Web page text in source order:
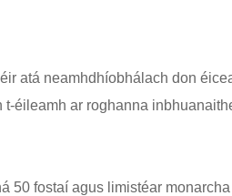
atá neamhdhíobhálach don
éileamh ar roghanna
50 fostaí agus limistéar